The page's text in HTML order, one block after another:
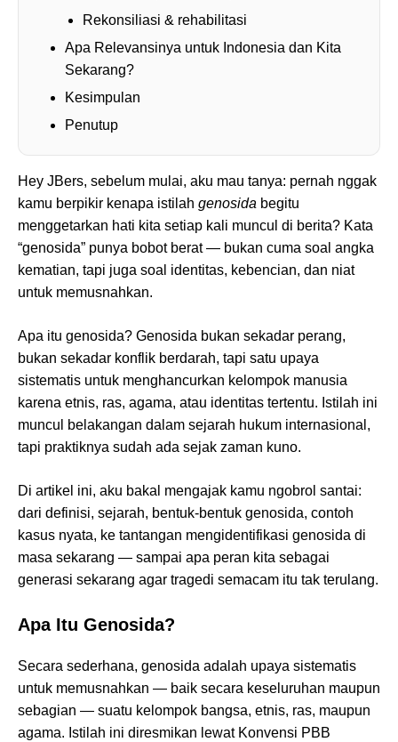
Rekonsiliasi & rehabilitasi
Apa Relevansinya untuk Indonesia dan Kita
Sekarang?
Kesimpulan
Penutup
Hey JBers, sebelum mulai, aku mau tanya: pernah nggak
kamu berpikir kenapa istilah genosida begitu
menggetarkan hati kita setiap kali muncul di berita? Kata
“genosida” punya bobot berat — bukan cuma soal angka
kematian, tapi juga soal identitas, kebencian, dan niat
untuk memusnahkan.
Apa itu genosida? Genosida bukan sekadar perang,
bukan sekadar konflik berdarah, tapi satu upaya
sistematis untuk menghancurkan kelompok manusia
karena etnis, ras, agama, atau identitas tertentu. Istilah ini
muncul belakangan dalam sejarah hukum internasional,
tapi praktiknya sudah ada sejak zaman kuno.
Di artikel ini, aku bakal mengajak kamu ngobrol santai:
dari definisi, sejarah, bentuk-bentuk genosida, contoh
kasus nyata, ke tantangan mengidentifikasi genosida di
masa sekarang — sampai apa peran kita sebagai
generasi sekarang agar tragedi semacam itu tak terulang.
Apa Itu Genosida?
Secara sederhana, genosida adalah upaya sistematis
untuk memusnahkan — baik secara keseluruhan maupun
sebagian — suatu kelompok bangsa, etnis, ras, maupun
agama. Istilah ini diresmikan lewat Konvensi PBB